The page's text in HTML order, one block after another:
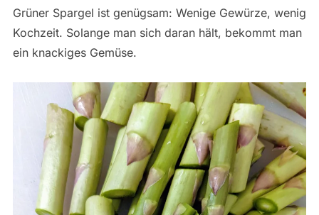
Grüner Spargel ist genügsam: Wenige Gewürze, wenig
Kochzeit. Solange man sich daran hält, bekommt man
ein knackiges Gemüse.